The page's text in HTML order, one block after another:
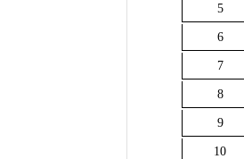
5
6
7
8
9
10